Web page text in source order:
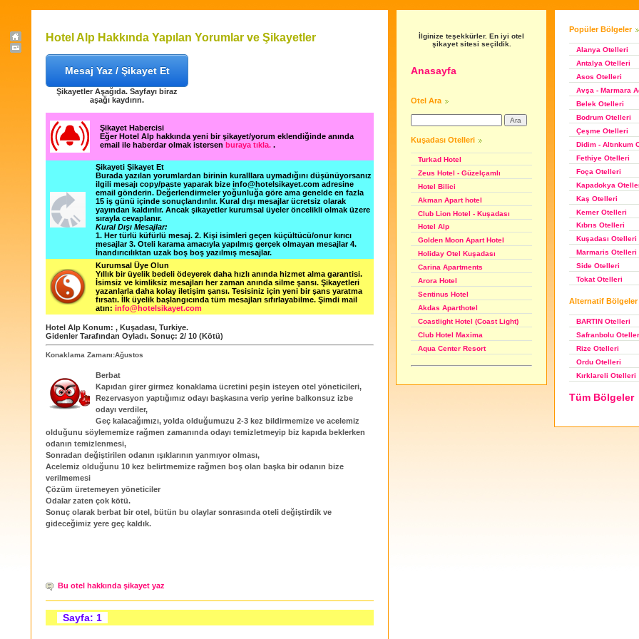
Hotel Alp Hakkında Yapılan Yorumlar ve Şikayetler
Mesaj Yaz / Şikayet Et
Şikayetler Aşağıda. Sayfayı biraz
aşağı kaydırın.
Şikayet Habercisi
Eğer Hotel Alp hakkında yeni bir şikayet/yorum eklendiğinde anında
email ile haberdar olmak istersen buraya tıkla. .
Şikayeti Şikayet Et
Burada yazılan yorumlardan birinin kuralllara uymadığını düşünüyorsanız
ilgili mesajı copy/paste yaparak bize info@hotelsikayet.com adresine
email gönderin. Değerlendirmeler yoğunluğa göre ama genelde en fazla
15 iş günü içinde sonuçlandırılır. Kural dışı mesajlar ücretsiz olarak
yayından kaldırılır. Ancak şikayetler kurumsal üyeler öncelikli olmak üzere
sırayla cevaplanır.
Kural Dışı Mesajlar:
1. Her türlü küfürlü mesaj. 2. Kişi isimleri geçen küçültücü/onur kırıcı
mesajlar 3. Oteli karama amacıyla yapılmış gerçek olmayan mesajlar 4.
İnandırıcılıktan uzak boş boş yazılmış mesajlar.
Kurumsal Üye Olun
Yıllık bir üyelik bedeli ödeyerek daha hızlı anında hizmet alma garantisi.
İsimsiz ve kimliksiz mesajları her zaman anında silme şansı. Şikayetleri
yazanlarla daha kolay iletişim şansı. Tesisiniz için yeni bir şans yaratma
fırsatı. İlk üyelik başlangıcında tüm mesajları sıfırlayabilme. Şimdi mail
atın: info@hotelsikayet.com
Hotel Alp Konum: , Kuşadası, Turkiye.
Gidenler Tarafından Oyladı. Sonuç: 2/ 10 (Kötü)
Konaklama Zamanı:Ağustos
Berbat
Kapıdan girer girmez konaklama ücretini peşin isteyen otel yöneticileri,
Rezervasyon yaptığımız odayı başkasına verip yerine balkonsuz izbe
odayı verdiler,
Geç kalacağımızı, yolda olduğumuzu 2-3 kez bildirmemize ve acelemiz
olduğunu söylememize rağmen zamanında odayı temizletmeyip biz kapıda beklerken
odanın temizlenmesi,
Sonradan değiştirilen odanın ışıklarının yanmıyor olması,
Acelemiz olduğunu 10 kez belirtmemize rağmen boş olan başka bir odanın bize
verilmemesi
Çözüm üretemeyen yöneticiler
Odalar zaten çok kötü.
Sonuç olarak berbat bir otel, bütün bu olaylar sonrasında oteli değiştirdik ve
gideceğimiz yere geç kaldık.
Bu otel hakkında şikayet yaz
Sayfa: 1
İlginize teşekkürler. En iyi otel
şikayet sitesi seçildik.
Anasayfa
Otel Ara
Kuşadası Otelleri
Turkad Hotel
Zeus Hotel - Güzelçamlı
Hotel Bilici
Akman Apart hotel
Club Lion Hotel - Kuşadası
Hotel Alp
Golden Moon Apart Hotel
Holiday Otel Kuşadası
Carina Apartments
Arora Hotel
Sentinus Hotel
Akdas Aparthotel
Coastlight Hotel (Coast Light)
Club Hotel Maxima
Aqua Center Resort
Popüler Bölgeler
Alanya Otelleri
Antalya Otelleri
Asos Otelleri
Avşa - Marmara
Belek Otelleri
Bodrum Otelleri
Çeşme Otelleri
Didim - Altınkum
Fethiye Otelleri
Foça Otelleri
Kapadokya
Kaş Otelleri
Kemer Otelleri
Kıbrıs Otelleri
Kuşadası Otelleri
Marmaris Otelleri
Side Otelleri
Tokat Otelleri
Alternatif Bölgeler
BARTIN Otelleri
Safranbolu
Rize Otelleri
Ordu Otelleri
Kırklareli Otelleri
Tüm Bölgeler